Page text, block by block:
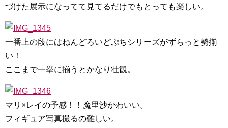
づけた展示になってて見てるだけでもとっても楽しい。
一番上の段にはねんどろいどぷちシリーズがずらっと勢揃
い！
ここまで一挙に揃うとかなり壮観。
マリ×レイの予感！！魔里沙かわいい。
フィギュア写真撮るの難しい。